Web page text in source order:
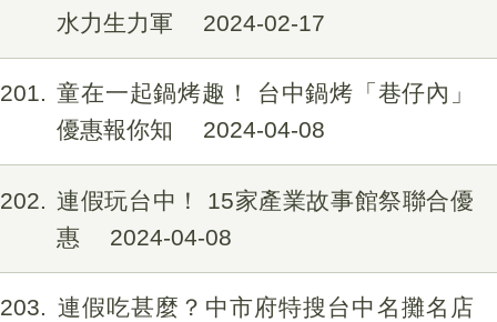
水力生力軍
2024-02-17
201
童在一起鍋烤趣！ 台中鍋烤「巷仔內」
優惠報你知
2024-04-08
202
連假玩台中！ 15家產業故事館祭聯合優
惠
2024-04-08
203
連假吃甚麼？中市府特搜台中名攤名店